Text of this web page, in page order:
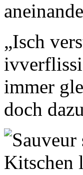
„Isch
immer
doch